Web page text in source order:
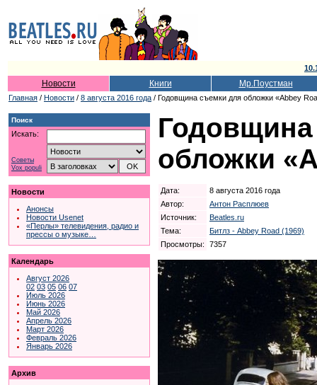
Новости Книги Мр.Поустман
Главная / Новости / 8 августа 2016 года / Годовщина съемки для обложки «Abbey
Поиск
Искать:
Советы
Vox populi
Новости
Анонсы
Новости Usenet
«Перлы» телевидения, радио и
прессы о музыке…
Календарь
Август 2026
02 03 05 06 07
Июль 2026
Июнь 2026
Май 2026
Апрель 2026
Март 2026
Февраль 2026
Январь 2026
Архив
обложки
Дата:
8 августа 2016 года
Автор:
Антон Расплюев
Источник:
Beatles.ru
Тема:
Битлз - Abbey Road (1969)
Просмотры:
7357